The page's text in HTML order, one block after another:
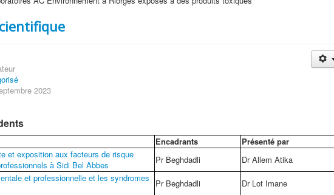
2023
Encadrants
Présenté par
et exposition aux facteurs de risque
à Sidi Bel Abbes
Pr Beghdadli
Dr Allem Atika
et professionnelle et les syndromes
Pr Beghdadli Dr Lot Imane